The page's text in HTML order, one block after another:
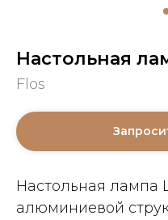
Настольная
Flos
Настольная лампа
алюминиевой